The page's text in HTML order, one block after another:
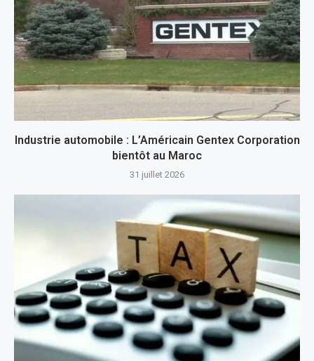
Industrie automobile : L’Américain Gentex Corporation
bientôt au Maroc
31 juillet 2026